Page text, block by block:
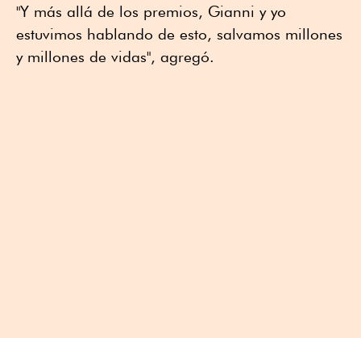
"Y más allá de los premios, Gianni y yo
estuvimos hablando de esto, salvamos millones
y millones de vidas", agregó.